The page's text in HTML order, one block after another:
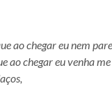
ao chegar eu nem
ao chegar eu venha